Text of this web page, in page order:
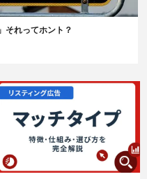
それってホント？